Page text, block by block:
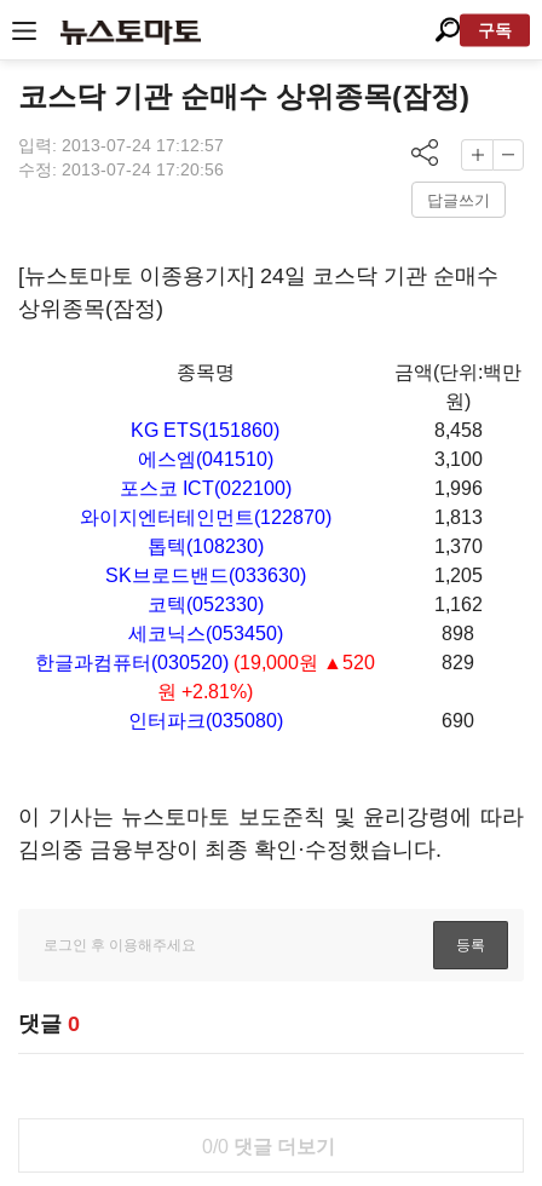
구독
코스닥 기관 순매수 상위종목(잠정)
입력: 2013-07-24 17:12:57
수정: 2013-07-24 17:20:56
답글쓰기
[뉴스토마토 이종용기자] 24일 코스닥 기관 순매수
상위종목(잠정)
종목명
금액(단위:백만
원)
KG ETS(151860)
8,458
에스엠(041510)
3,100
포스코 ICT(022100)
1,996
와이지엔터테인먼트(122870)
1,813
톱텍(108230)
1,370
SK브로드밴드(033630)
1,205
코텍(052330)
1,162
세코닉스(053450)
898
한글과컴퓨터(030520) (19,000원 ▲520
원 +2.81%)
829
인터파크(035080) 690
이 기사는 뉴스토마토 보도준칙 및 윤리강령에 따라
김의중 금융부장이 최종 확인·수정했습니다.
댓글 0
0/0 댓글 더보기